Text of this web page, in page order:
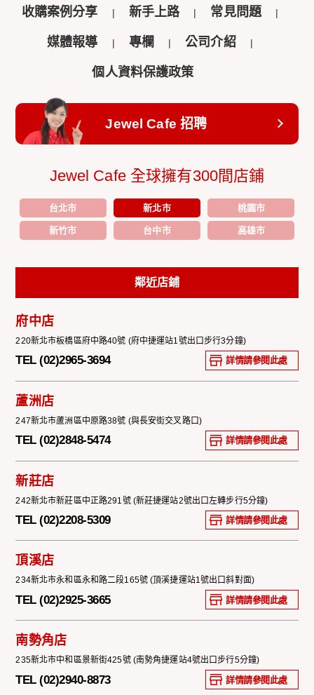
收購案例分享 新手上路 常見問題
媒體報導 專欄 公司介紹
個人資料保護政策
Jewel Cafe 招聘
Jewel Cafe 全球擁有300間店鋪
台北市 新北市 桃園市
新竹市 台中市 高雄市
鄰近店鋪
府中店
220新北市板橋區府中路40號 (府中捷運站1號出口步行3分鐘)
TEL (02)2965-3694 詳情請參閱此處
蘆洲店
247新北市蘆洲區中原路38號 (與長安街交叉路口)
TEL (02)2848-5474 詳情請參閱此處
新莊店
242新北市新莊區中正路291號 (新莊捷運站2號出口左轉步行5分鐘)
TEL (02)2208-5309 詳情請參閱此處
頂溪店
234新北市永和區永和路二段165號 (頂溪捷運站1號出口斜對面)
TEL (02)2925-3665 詳情請參閱此處
南勢角店
235新北市中和區景新街425號 (南勢角捷運站4號出口步行5分鐘)
TEL (02)2940-8873 詳情請參閱此處